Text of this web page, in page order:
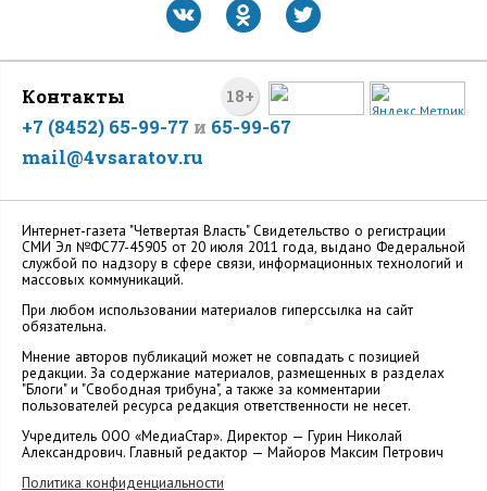
18+
Контакты
+7 (8452) 65-99-77 и 65-99-67
mail@4vsaratov.ru
Интернет-газета "Четвертая Власть" Cвидетельство о регистрации
СМИ Эл №ФС77-45905 от 20 июля 2011 года, выдано Федеральной
службой по надзору в сфере связи, информационных технологий и
массовых коммуникаций.
При любом использовании материалов гиперссылка на сайт
обязательна.
Мнение авторов публикаций может не совпадать с позицией
редакции. За содержание материалов, размещенных в разделах
"Блоги" и "Свободная трибуна", а также за комментарии
пользователей ресурса редакция ответственности не несет.
Учредитель ООО «МедиаСтар». Директор — Гурин Николай
Александрович. Главный редактор — Майоров Максим Петрович
Политика конфиденциальности